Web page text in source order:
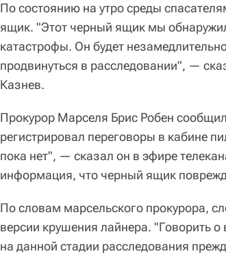
По состоянию на утро среды
ящик. "Этот черный ящик мы
катастрофы. Он будет
продвинуться в расследовании", —
Казнев.
Прокурор Марселя Брис Робен
регистрировал переговоры в кабине
пока нет", — сказал он в эфире
информация, что черный ящик
По словам марсельского прокурора,
версии крушения лайнера. "Говорить
на данной стадии расследования